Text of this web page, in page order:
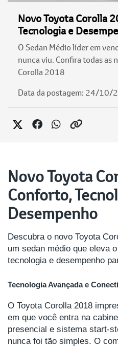
Novo Toyota Corolla
Tecnologia e
O Sedan Médio líder em
nunca viu. Confira todas as
Corolla 2018
Data da postagem: 24/10/
Novo Toyota
Conforto,
Desempenho
Descubra o novo Toyota
um sedan médio que eleva
tecnologia e desempenho
Tecnologia Avançada e
O Toyota Corolla 2018
em que você entra na
presencial e sistema start-
nunca foi tão simples. O